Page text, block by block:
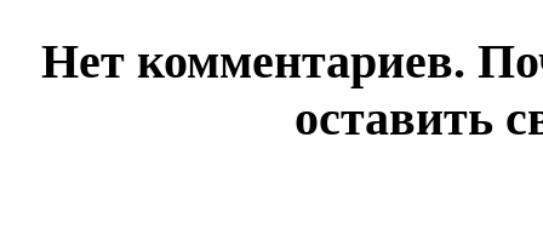
Нет комментариев.
оставить